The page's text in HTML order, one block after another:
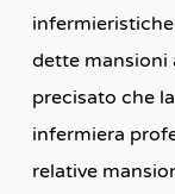
dette mansioni
precisato che
infermiera
relative